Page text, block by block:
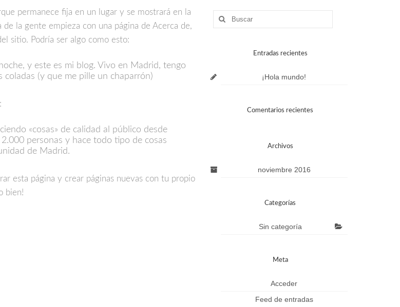
permanece fija en un lugar y se mostrará en la
la gente empieza con una página de Acerca de,
sitio. Podría ser algo como esto:
y este es mi blog. Vivo en Madrid, tengo
(y que me pille un chaparrón)
«cosas» de calidad al público desde
personas y hace todo tipo de cosas
de Madrid.
esta página y crear páginas nuevas con tu propio
bien!
Entradas recientes
¡Hola mundo!
Comentarios recientes
Archivos
noviembre 2016
Categorías
Sin categoría
Meta
Acceder
Feed de entradas